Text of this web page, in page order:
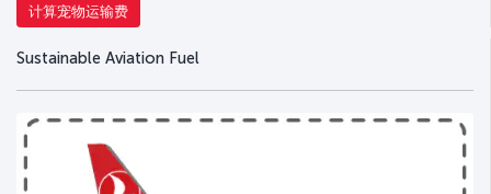
计算宠物运输费
Sustainable Aviation Fuel